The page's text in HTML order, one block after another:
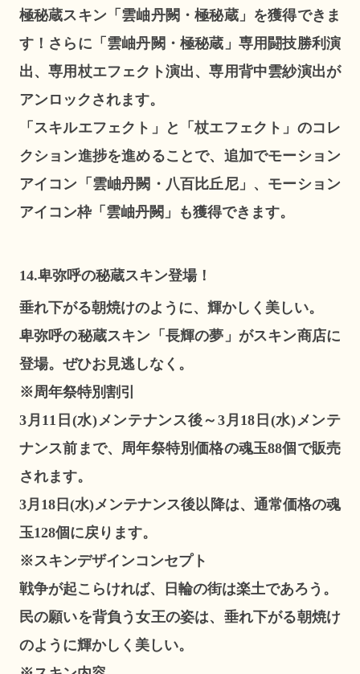
極秘蔵スキン「雲岫丹闕・極秘蔵」を獲得できま
す！さらに「雲岫丹闕・極秘蔵」専用闘技勝利演
出、専用杖エフェクト演出、専用背中雲紗演出が
アンロックされます。
「スキルエフェクト」と「杖エフェクト」のコレ
クション進捗を進めることで、追加でモーション
アイコン「雲岫丹闕・八百比丘尼」、モーション
アイコン枠「雲岫丹闕」も獲得できます。
14.卑弥呼の秘蔵スキン登場！
垂れ下がる朝焼けのように、輝かしく美しい。
卑弥呼の秘蔵スキン「長輝の夢」がスキン商店に
登場。ぜひお見逃しなく。
※周年祭特別割引
3月11日(水)メンテナンス後～3月18日(水)メンテ
ナンス前まで、周年祭特別価格の魂玉88個で販売
されます。
3月18日(水)メンテナンス後以降は、通常価格の魂
玉128個に戻ります。
※スキンデザインコンセプト
戦争が起こらければ、日輪の街は楽土であろう。
民の願いを背負う女王の姿は、垂れ下がる朝焼け
のように輝かしく美しい。